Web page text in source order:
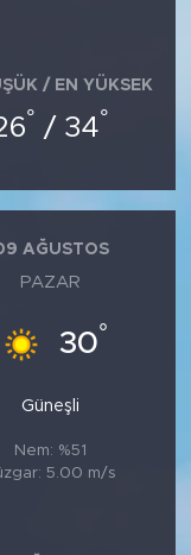
/ EN YÜKSEK
° / 34°
AĞUSTOS
PAZAR
30°
Güneşli
Nem: %51
5.00 m/s